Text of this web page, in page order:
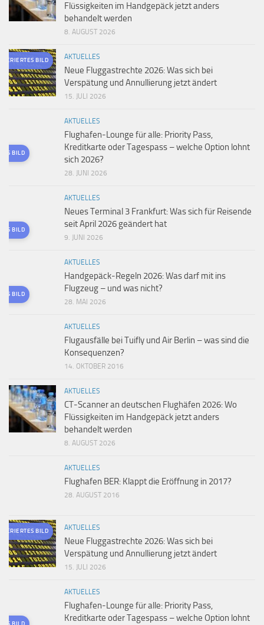
Flüssigkeiten im Handgepäck jetzt anders
behandelt werden
8. AUGUST 2026
BILD AKTUELLES
Neue Fluggastrechte 2026: Was sich bei
Verspätung und Annullierung jetzt ändert
15. JULI 2026
BILD
AKTUELLES
Flughafen-Lounge für alle: Priority Pass,
Kreditkarte oder Tagespass – welche Option lohnt
sich 2026?
28. JUNI 2026
BILD
AKTUELLES
Neues Terminal 3 Frankfurt: Was sich für Reisende
seit April 2026 geändert hat
9. JUNI 2026
BILD
AKTUELLES
Handgepäck-Regeln 2026: Was darf mit ins
Flugzeug – und was nicht?
28. MAI 2026
AKTUELLES
Flugausfälle bei Tuifly und Air Berlin – was sind die
Konsequenzen?
14. OKTOBER 2016
AKTUELLES
CT-Scanner an deutschen Flughäfen 2026: Wo
Flüssigkeiten im Handgepäck jetzt anders
behandelt werden
8. AUGUST 2026
AKTUELLES
Flughafen BER: Klappt die Eröffnung in 2017?
28. AUGUST 2016
BILD AKTUELLES
Neue Fluggastrechte 2026: Was sich bei
Verspätung und Annullierung jetzt ändert
15. JULI 2026
BILD
AKTUELLES
Flughafen-Lounge für alle: Priority Pass,
Kreditkarte oder Tagespass – welche Option lohnt